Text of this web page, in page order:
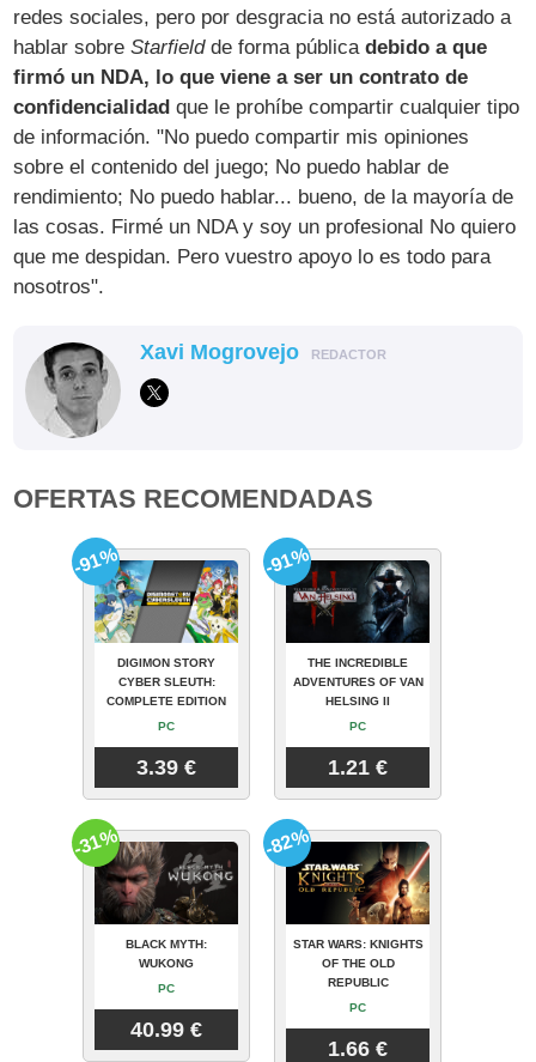
redes sociales, pero por desgracia no está autorizado a
hablar sobreStarfieldde forma públicadebido a que
firmó un NDA, lo que viene a ser un contrato de
confidencialidad que le prohíbe compartir cualquier tipo
de información. "No puedo compartir mis opiniones
sobre el contenido del juego; No puedo hablar de
rendimiento; No puedo hablar... bueno, de la mayoría de
las cosas. Firmé un NDA y soy un profesional No quiero
que me despidan. Pero vuestro apoyo lo es todo para
nosotros".
Xavi Mogrovejo REDACTOR
OFERTAS RECOMENDADAS
DIGIMON STORY
CYBER SLEUTH:
COMPLETE EDITION
PC
3.39 €
-91%
THE INCREDIBLE
ADVENTURES OF VAN
HELSING II
PC
1.21 €
-91%
BLACK MYTH:
WUKONG
PC
40.99 €
-31%
STAR WARS: KNIGHTS
OF THE OLD
REPUBLIC
PC
1.66 €
-82%